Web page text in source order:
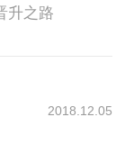
升之路
2018.12.05